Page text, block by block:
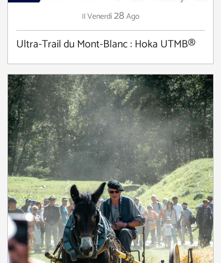
IlVenerdì28Ago
Ultra-Trail du Mont-Blanc : Hoka UTMB®